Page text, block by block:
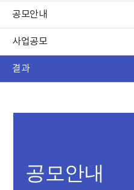
공모안내
사업공모
결과
공모안내